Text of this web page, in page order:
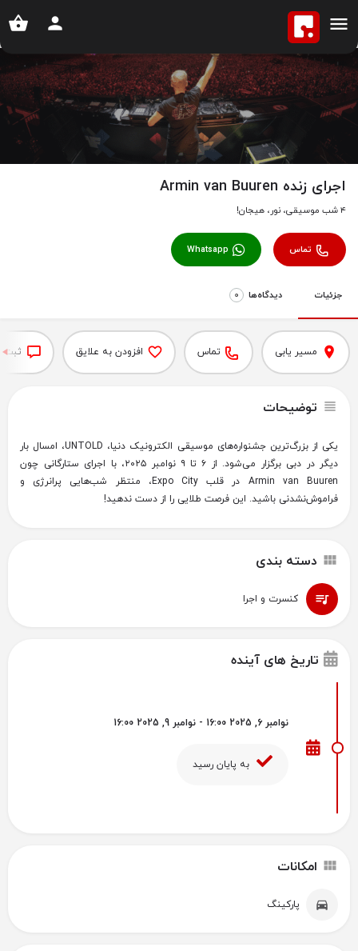
خانه
اجرای زنده Armin van Buuren
۴ شب موسیقی، نور، هیجان!
تماس Whatsapp
جزئیات دیدگاه‌‌ها 0
مسیر یابی تماس افزودن به علایق ثبت
توضیحات
یکی از بزرگ‌ترین جشنواره‌های موسیقی الکترونیک دنیا، UNTOLD، امسال بار
دیگر در دبی برگزار می‌شود. از ۶ تا ۹ نوامبر ۲۰۲۵، با اجرای ستارگانی چون
Armin van Buuren در قلب Expo City، منتظر شب‌هایی پرانرژی و
فراموش‌نشدنی باشید. این فرصت طلایی را از دست ندهید!
دسته بندی
کنسرت و اجرا
تاریخ های آینده
نوامبر 6, 2025 16:00 - نوامبر 9, 2025 16:00
به پایان رسید
امکانات
پارکینگ